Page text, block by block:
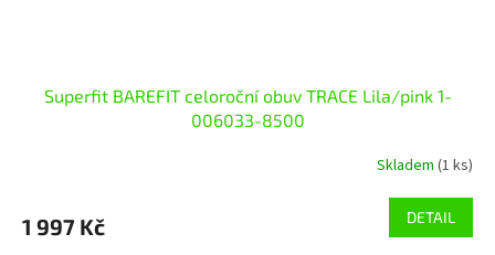
Superfit BAREFIT celoroční obuv TRACE Lila/pink 1-
006033-8500
Skladem (1 ks)
1 997 Kč DETAIL